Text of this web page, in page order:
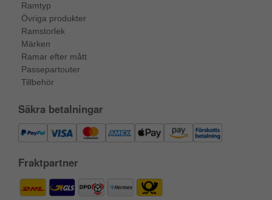
Ramtyp
Övriga produkter
Ramstorlek
Märken
Ramar efter mått
Passepartouter
Tillbehör
Säkra betalningar
Fraktpartner